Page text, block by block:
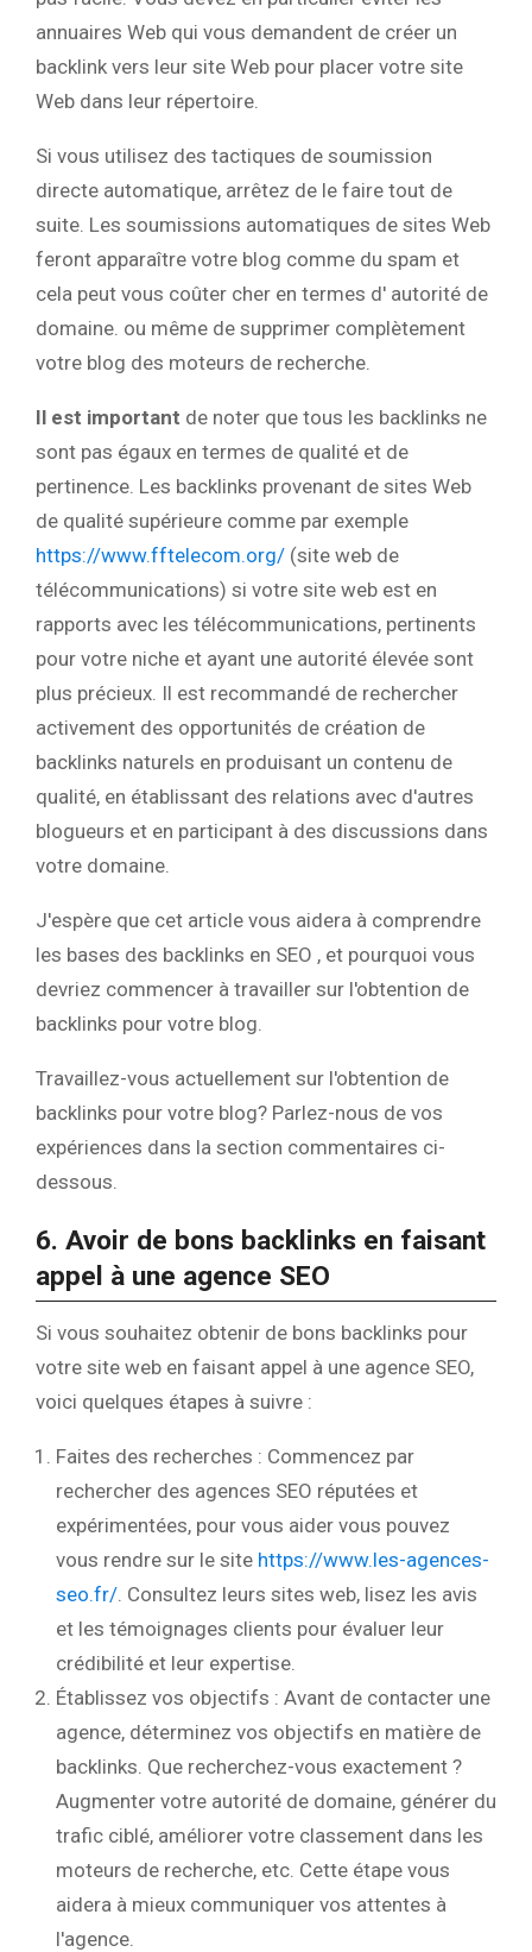
annuaires Web qui vous demandent de créer un
backlink vers leur site Web pour placer votre site
Web dans leur répertoire.
Si vous utilisez des tactiques de soumission
directe automatique, arrêtez de le faire tout de
suite. Les soumissions automatiques de sites Web
feront apparaître votre blog comme du spam et
cela peut vous coûter cher en termes d' autorité de
domaine. ou même de supprimer complètement
votre blog des moteurs de recherche.
Il est important de noter que tous les backlinks ne
sont pas égaux en termes de qualité et de
pertinence. Les backlinks provenant de sites Web
de qualité supérieure comme par exemple
https://www.fftelecom.org/ (site web de
télécommunications) si votre site web est en
rapports avec les télécommunications, pertinents
pour votre niche et ayant une autorité élevée sont
plus précieux. Il est recommandé de rechercher
activement des opportunités de création de
backlinks naturels en produisant un contenu de
qualité, en établissant des relations avec d'autres
blogueurs et en participant à des discussions dans
votre domaine.
J'espère que cet article vous aidera à comprendre
les bases des backlinks en SEO , et pourquoi vous
devriez commencer à travailler sur l'obtention de
backlinks pour votre blog.
Travaillez-vous actuellement sur l'obtention de
backlinks pour votre blog? Parlez-nous de vos
expériences dans la section commentaires ci-
dessous.
6. Avoir de bons backlinks en faisant
appel à une agence SEO
Si vous souhaitez obtenir de bons backlinks pour
votre site web en faisant appel à une agence SEO,
voici quelques étapes à suivre :
Faites des recherches : Commencez par
rechercher des agences SEO réputées et
expérimentées, pour vous aider vous pouvez
vous rendre sur le site https://www.les-agences-
seo.fr/ . Consultez leurs sites web, lisez les avis
et les témoignages clients pour évaluer leur
crédibilité et leur expertise.
Établissez vos objectifs : Avant de contacter une
agence, déterminez vos objectifs en matière de
backlinks. Que recherchez-vous exactement ?
Augmenter votre autorité de domaine, générer du
trafic ciblé, améliorer votre classement dans les
moteurs de recherche, etc. Cette étape vous
aidera à mieux communiquer vos attentes à
l'agence.